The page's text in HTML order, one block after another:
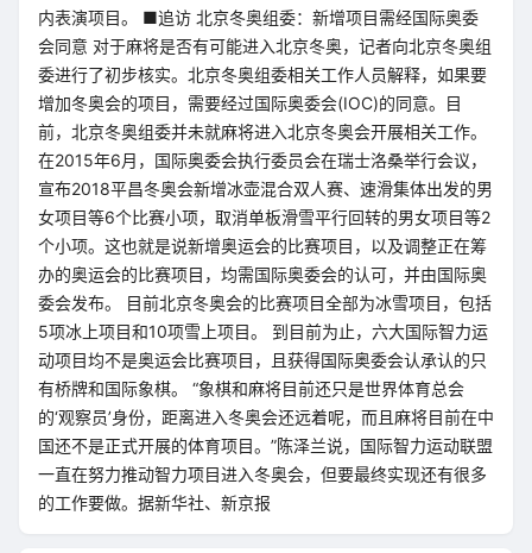
内表演项目。 ■追访 北京冬奥组委：新增项目需经国际奥委
会同意 对于麻将是否有可能进入北京冬奥，记者向北京冬奥组
委进行了初步核实。北京冬奥组委相关工作人员解释，如果要
增加冬奥会的项目，需要经过国际奥委会(IOC)的同意。目
前，北京冬奥组委并未就麻将进入北京冬奥会开展相关工作。
在2015年6月，国际奥委会执行委员会在瑞士洛桑举行会议，
宣布2018平昌冬奥会新增冰壶混合双人赛、速滑集体出发的男
女项目等6个比赛小项，取消单板滑雪平行回转的男女项目等2
个小项。这也就是说新增奥运会的比赛项目，以及调整正在筹
办的奥运会的比赛项目，均需国际奥委会的认可，并由国际奥
委会发布。 目前北京冬奥会的比赛项目全部为冰雪项目，包括
5项冰上项目和10项雪上项目。 到目前为止，六大国际智力运
动项目均不是奥运会比赛项目，且获得国际奥委会认承认的只
有桥牌和国际象棋。 “象棋和麻将目前还只是世界体育总会
的‘观察员’身份，距离进入冬奥会还远着呢，而且麻将目前在中
国还不是正式开展的体育项目。”陈泽兰说，国际智力运动联盟
一直在努力推动智力项目进入冬奥会，但要最终实现还有很多
的工作要做。据新华社、新京报